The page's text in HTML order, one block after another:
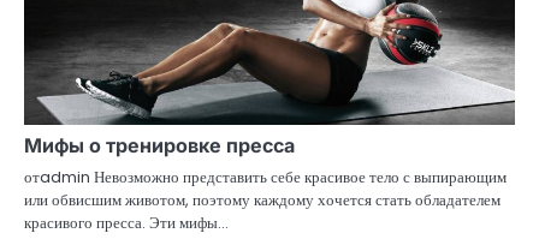
Мифы о тренировке пресса
отadmin Невозможно представить себе красивое тело с выпирающим
или обвисшим животом, поэтому каждому хочется стать обладателем
красивого пресса. Эти мифы…